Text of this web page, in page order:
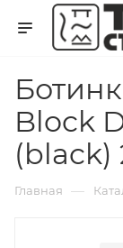
Block
(black)
Главная —